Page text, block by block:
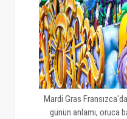
Mardi Gras
günün anlamı, oruca